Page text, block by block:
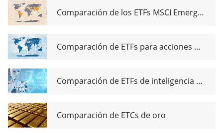
Comparación de los ETFs MSCI Emerging Markets
Comparación de ETFs para acciones de dividendos globales
Comparación de ETFs de inteligencia artificial
Comparación de ETCs de oro